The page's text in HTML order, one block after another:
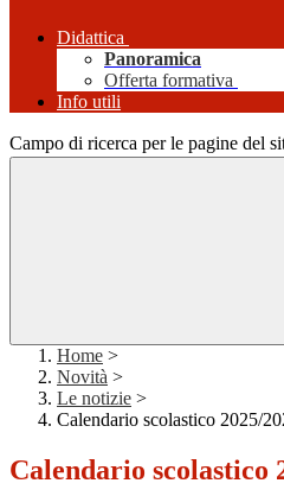
Didattica
Panoramica
Offerta formativa
Info utili
Campo di ricerca per le pagine del
Home >
Novità >
Le notizie >
Calendario scolastico 2025/
Calendario scolastico